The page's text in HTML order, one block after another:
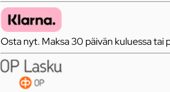
Osta nyt. Maksa 30 päivän kuluessa tai